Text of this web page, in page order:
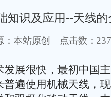
知识及应用--天线
本站原创 点击数：
发展很快，最初中国
普遍使用机械天线，